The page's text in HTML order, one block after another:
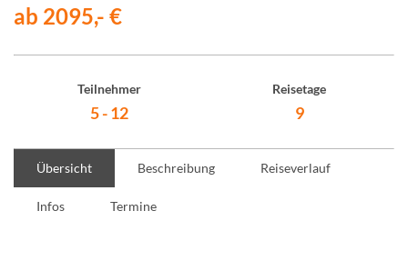
ab 2095,- €
Teilnehmer
5 - 12
Reisetage
9
Übersicht Beschreibung Reiseverlauf
Infos Termine